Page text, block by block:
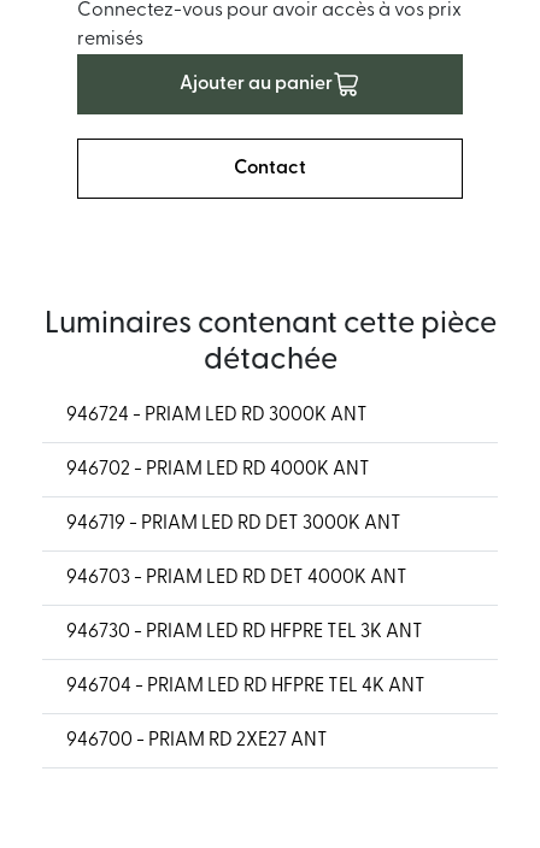
Connectez-vous pour avoir accès à vos prix
remisés
Ajouter au panier
Contact
Luminaires contenant cette pièce
détachée
946724 - PRIAM LED RD 3000K ANT
946702 - PRIAM LED RD 4000K ANT
946719 - PRIAM LED RD DET 3000K ANT
946703 - PRIAM LED RD DET 4000K ANT
946730 - PRIAM LED RD HFPRE TEL 3K ANT
946704 - PRIAM LED RD HFPRE TEL 4K ANT
946700 - PRIAM RD 2XE27 ANT